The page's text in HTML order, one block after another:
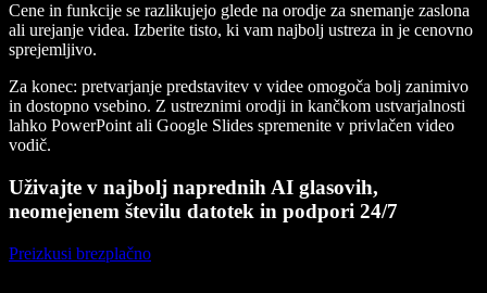
Cene in funkcije se razlikujejo glede na orodje za snemanje zaslona
ali urejanje videa. Izberite tisto, ki vam najbolj ustreza in je cenovno
sprejemljivo.
Za konec: pretvarjanje predstavitev v videe omogoča bolj zanimivo
in dostopno vsebino. Z ustreznimi orodji in kančkom ustvarjalnosti
lahko PowerPoint ali Google Slides spremenite v privlačen video
vodič.
Uživajte v najbolj naprednih AI glasovih,
neomejenem številu datotek in podpori 24/7
Preizkusi brezplačno